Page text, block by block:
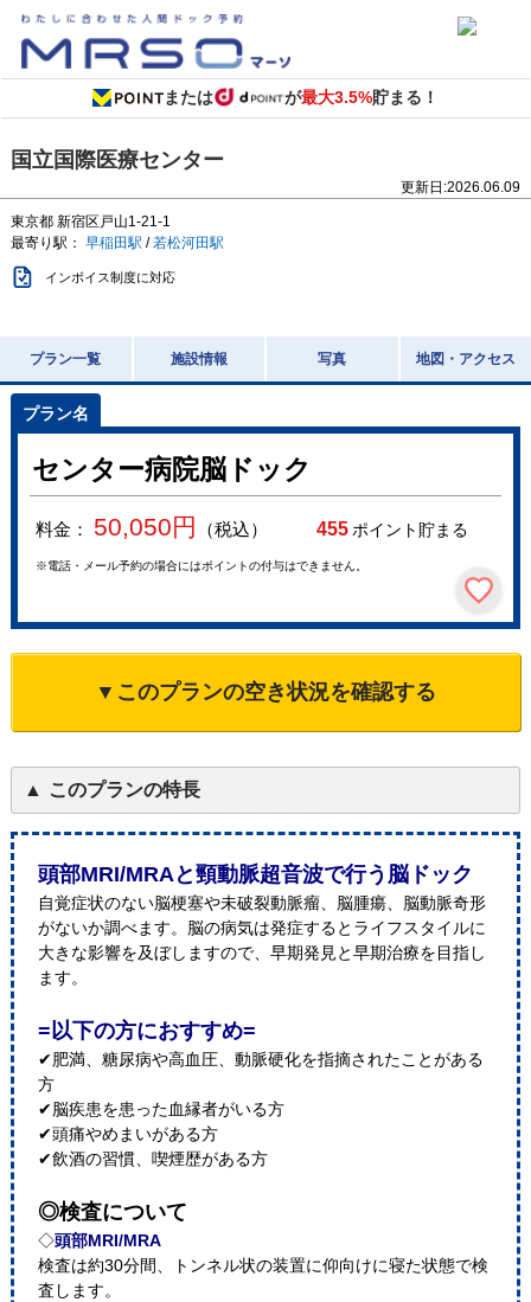
または が最大3.5%貯まる！
国立国際医療センター
更新日:2026.06.09
東京都 新宿区戸山1-21-1
最寄り駅： 早稲田駅 /若松河田駅
インボイス制度に対応
プラン一覧 施設情報 写真 地図・アクセス
センター病院脳ドック
料金： 50,050円 （税込） 455ポイント貯まる
※電話・メール予約の場合にはポイントの付与はできません。
▼このプランの空き状況を確認する
このプランの特長
頭部MRI/MRAと頸動脈超音波で行う脳ドック
自覚症状のない脳梗塞や未破裂動脈瘤、脳腫瘍、脳動脈奇形
がないか調べます。脳の病気は発症するとライフスタイルに
大きな影響を及ぼしますので、早期発見と早期治療を目指し
ます。
=以下の方におすすめ=
✔肥満、糖尿病や高血圧、動脈硬化を指摘されたことがある
方
✔脳疾患を患った血縁者がいる方
✔頭痛やめまいがある方
✔飲酒の習慣、喫煙歴がある方
◎検査について
◇頭部MRI/MRA
検査は約30分間、トンネル状の装置に仰向けに寝た状態で検
査します。